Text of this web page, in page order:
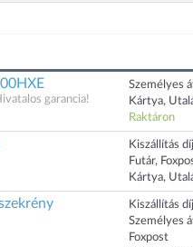
garancia!
Személyes
Kártya,
Raktáron
Kiszállítás
Futár,
Kártya,
Kiszállítás
Személyes
Foxpost